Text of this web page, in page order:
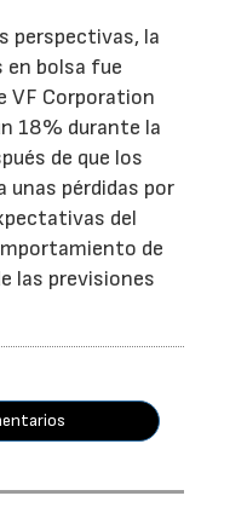
perspectivas, la
en bolsa fue
VF Corporation
18% durante la
de que los
unas pérdidas por
del
de
las previsiones